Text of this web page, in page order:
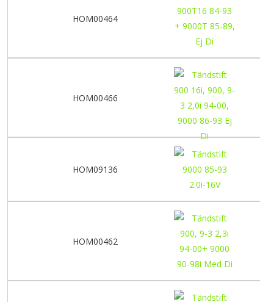
HOM00464
HOM00466
HOM09136
HOM00462